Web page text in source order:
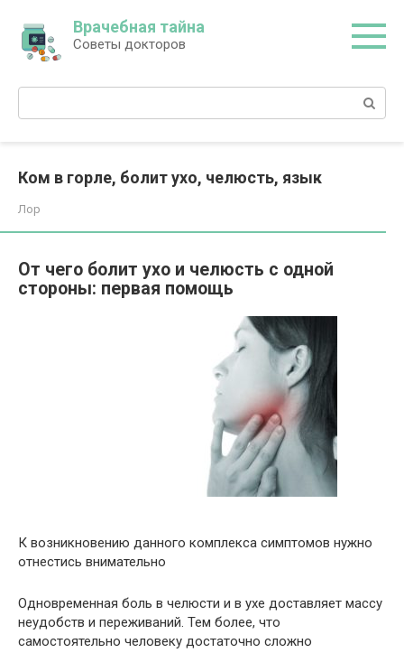
контенту
Врачебная тайна
Советы докторов
Поиск:
Ком в горле, болит ухо, челюсть, язык
Лор
От чего болит ухо и челюсть с одной
стороны: первая помощь
К возникновению данного комплекса симптомов нужно
отнестись внимательно
Одновременная боль в челюсти и в ухе доставляет массу
неудобств и переживаний. Тем более, что
самостоятельно человеку достаточно сложно